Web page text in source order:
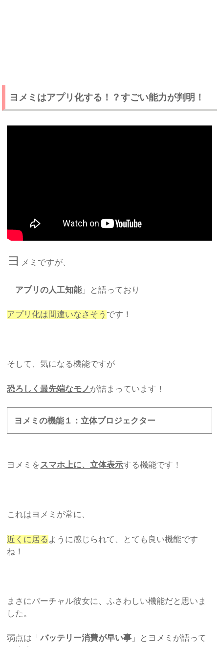
ヨメミはアプリ化する！？すごい能力が判明！
ヨ メミですが、
「 アプリの人工知能」と語っており
アプリ化は間違いなさそう です！
そして、気になる機能ですが
恐ろしく最先端なモノが詰まっています！
ヨメミの機能１：立体プロジェクター
ヨメミをスマホ上に、立体表示する機能です！
これはヨメミが常に、
近くに居る ように感じられて、とても良い機能です
ね！
まさにバーチャル彼女に、ふさわしい機能だと思いま
した。
弱点は「バッテリー消費が早い事 」とヨメミが語って